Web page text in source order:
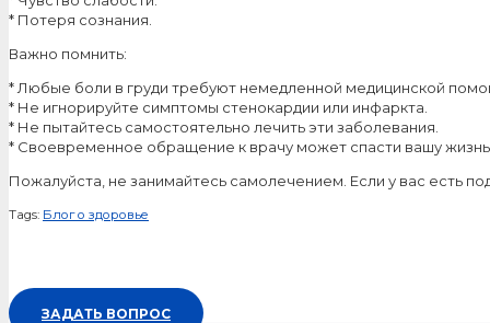
* Потеря сознания.
Важно помнить:
* Любые боли в груди требуют немедленной медицинской
* Не игнорируйте симптомы стенокардии или инфаркта.
* Не пытайтесь самостоятельно лечить эти заболевания.
* Своевременное обращение к врачу может спасти вашу
Пожалуйста, не занимайтесь самолечением. Если у вас есть
Tags: Блог о здоровье
ЗАДАТЬ ВОПРОС